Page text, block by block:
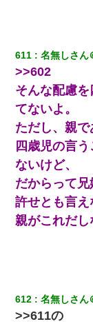
611 名無しさん
>>602
そんな配慮
てないよ。
ただし、親で
四歳児の言
ないけど、
だからって
許せとも言え
親がこれだし
612 名無しさん
>>611の